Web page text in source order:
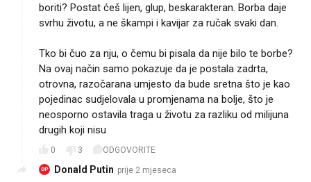
boriti? Postat ćeš lijen, glup, beskarakteran. Borba daje
svrhu životu, a ne škampi i kavijar za ručak svaki dan.
Tko bi čuo za nju, o čemu bi pisala da nije bilo te borbe?
Na ovaj način samo pokazuje da je postala zadrta,
otrovna, razočarana umjesto da bude sretna što je kao
pojedinac sudjelovala u promjenama na bolje, što je
neosporno ostavila traga u životu za razliku od milijuna
drugih koji nisu
0 3 ODGOVORITE
DP Donald Putin prije 2 mjeseca